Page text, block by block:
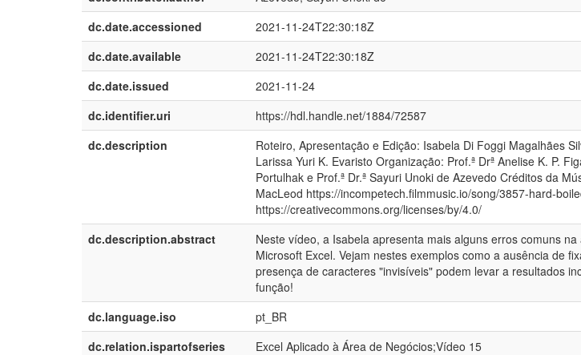
dc.date.accessioned
2021-11-24T22:30:18Z
dc.date.available
2021-11-24T22:30:18Z
dc.date.issued
2021-11-24
dc.identifier.uri
https://hdl.handle.net/1884/72587
dc.description
Roteiro, Apresentação e Edição: Isabela Di Foggi Magalhães
Larissa Yuri K. Evaristo Organização: Prof.ª Drª Anelise K. P.
Portulhak e Prof.ª Dr.ª Sayuri Unoki de Azevedo Créditos da
MacLeod https://incompetech.filmmusic.io/song/3857-hard-
https://creativecommons.org/licenses/by/4.0/
dc.description.abstract
Neste vídeo, a Isabela apresenta mais alguns erros comuns na
Microsoft Excel. Vejam nestes exemplos como a ausência de
presença de caracteres "invisíveis" podem levar a resultados
função!
dc.language.iso pt_BR
dc.relation.ispartofseries
Excel Aplicado à Área de Negócios;Vídeo 15